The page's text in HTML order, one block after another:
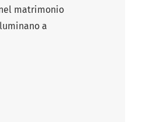
matrimonio
a